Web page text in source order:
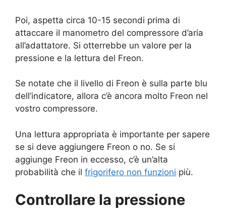
Poi, aspetta circa 10-15 secondi prima di
attaccare il manometro del compressore d’aria
all’adattatore. Si otterrebbe un valore per la
pressione e la lettura del Freon.
Se notate che il livello di Freon è sulla parte blu
dell’indicatore, allora c’è ancora molto Freon nel
vostro compressore.
Una lettura appropriata è importante per sapere
se si deve aggiungere Freon o no. Se si
aggiunge Freon in eccesso, c’è un’alta
probabilità che il frigorifero non funzioni più.
Controllare la pressione